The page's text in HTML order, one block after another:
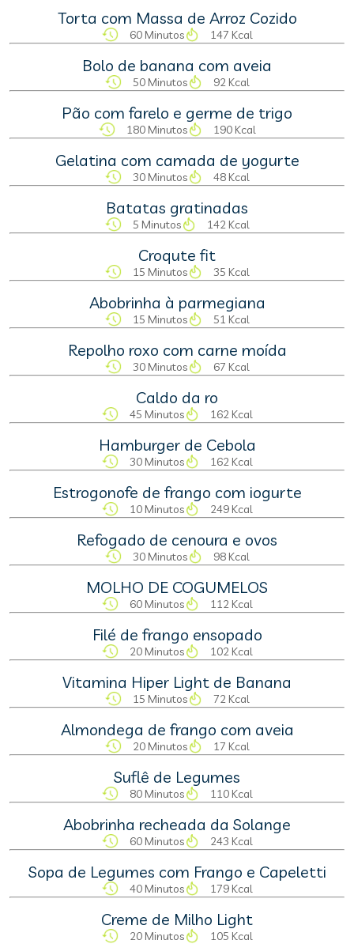
Torta com Massa de Arroz Cozido
60 Minutos 147 Kcal
Bolo de banana com aveia
50 Minutos 92 Kcal
Pão com farelo e germe de trigo
180 Minutos 190 Kcal
Gelatina com camada de yogurte
30 Minutos 48 Kcal
Batatas gratinadas
5 Minutos 142 Kcal
Croqute fit
15 Minutos 35 Kcal
Abobrinha à parmegiana
15 Minutos 51 Kcal
Repolho roxo com carne moída
30 Minutos 67 Kcal
Caldo da ro
45 Minutos 162 Kcal
Hamburger de Cebola
30 Minutos 162 Kcal
Estrogonofe de frango com iogurte
10 Minutos 249 Kcal
Refogado de cenoura e ovos
30 Minutos 98 Kcal
MOLHO DE COGUMELOS
60 Minutos 112 Kcal
Filé de frango ensopado
20 Minutos 102 Kcal
Vitamina Hiper Light de Banana
15 Minutos 72 Kcal
Almondega de frango com aveia
20 Minutos 17 Kcal
Suflê de Legumes
80 Minutos 110 Kcal
Abobrinha recheada da Solange
60 Minutos 243 Kcal
Sopa de Legumes com Frango e Capeletti
40 Minutos 179 Kcal
Creme de Milho Light
20 Minutos 105 Kcal